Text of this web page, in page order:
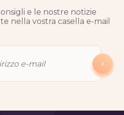
e le nostre notizie
nella vostra casella e-mail